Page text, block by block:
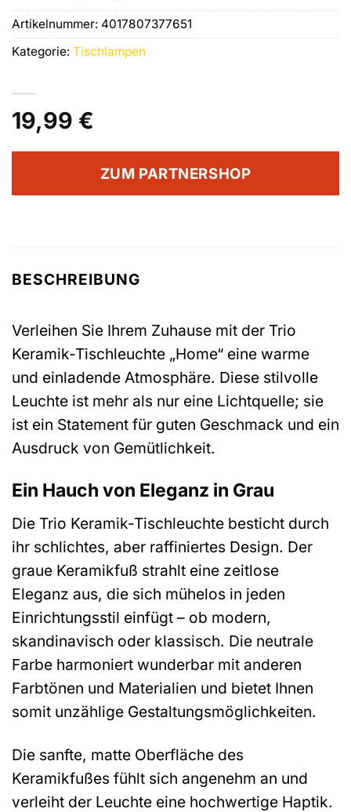
19,99 €
ZUM PARTNERSHOP
Artikelnummer: 4017807377651
Kategorie: Tischlampen
BESCHREIBUNG
Verleihen Sie Ihrem Zuhause mit der Trio
Keramik-Tischleuchte „Home“ eine warme
und einladende Atmosphäre. Diese stilvolle
Leuchte ist mehr als nur eine Lichtquelle; sie
ist ein Statement für guten Geschmack und ein
Ausdruck von Gemütlichkeit.
Ein Hauch von Eleganz in Grau
Die Trio Keramik-Tischleuchte besticht durch
ihr schlichtes, aber raffiniertes Design. Der
graue Keramikfuß strahlt eine zeitlose
Eleganz aus, die sich mühelos in jeden
Einrichtungsstil einfügt – ob modern,
skandinavisch oder klassisch. Die neutrale
Farbe harmoniert wunderbar mit anderen
Farbtönen und Materialien und bietet Ihnen
somit unzählige Gestaltungsmöglichkeiten.
Die sanfte, matte Oberfläche des
Keramikfußes fühlt sich angenehm an und
verleiht der Leuchte eine hochwertige Haptik.